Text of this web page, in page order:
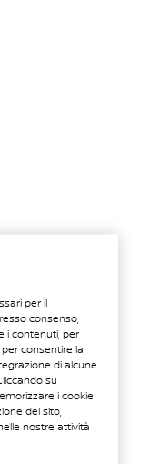
per il
consenso,
i contenuti, per
consentire la
di alcune
su
i cookie
del sito,
nostre attività